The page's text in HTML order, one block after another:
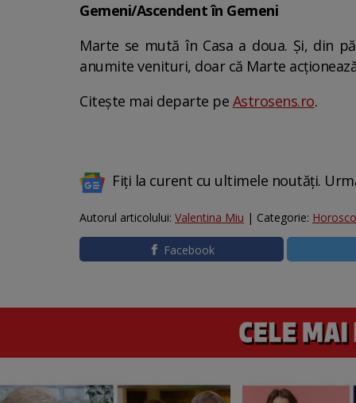
Gemeni/Ascendent în Gemeni
Marte se mută în Casa a doua. Și, din
anumite venituri, doar că Marte
Citește mai departe pe Astrosens.ro.
Fiți la curent cu ultimele noutăți.
Autorul articolului: Valentina Miu | Categorie:
Facebook